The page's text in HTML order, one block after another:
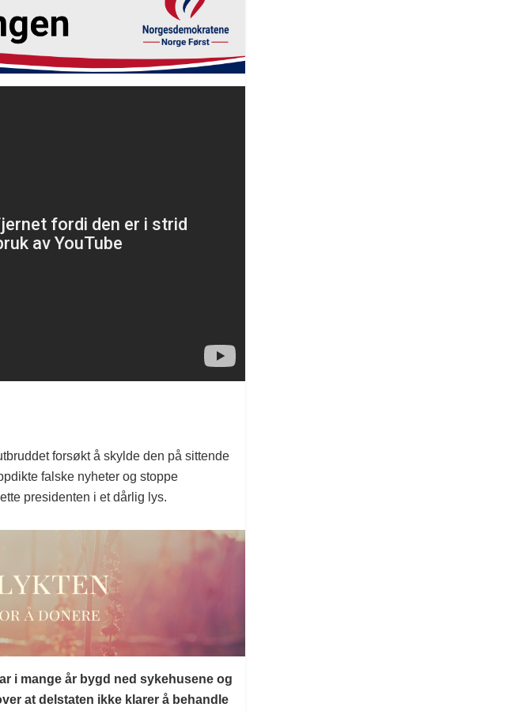
forsøkt å skylde den på sittende
falske nyheter og stoppe
presidenten i et dårlig lys.
i mange år bygd ned sykehusene og
at delstaten ikke klarer å behandle